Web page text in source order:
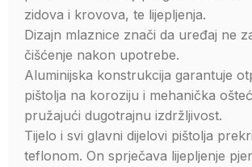
zidova i krovova, te lijepljenja.
Dizajn mlaznice znači da uređaj ne
čišćenje nakon upotrebe.
Aluminijska konstrukcija garantuje
pištolja na koroziju i mehanička
pružajući dugotrajnu izdržljivost.
Tijelo i svi glavni dijelovi pištolja
teflonom. On sprječava lijepljenje